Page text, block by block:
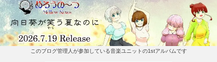
このブログ管理人が参加している音楽ユニットの1stアルバムです